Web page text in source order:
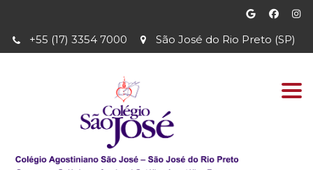
São José do Rio Preto (SP)
+55 (17) 3354 7000